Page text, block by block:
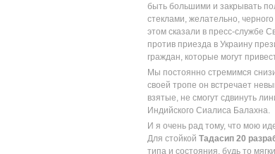
быть большими и закрывать
стеклами, желательно,
этом сказали в пресс-службе
против приезда в Украину
граждан, которые могут
Мы постоянно стремимся
своей тропе он встречает
взятые, не смогут сдвинуть
Индийского Сиалиса Балахна.
И я очень рад тому, что мою
Для стойкой Тадасип 20
типа и состояния, будь то